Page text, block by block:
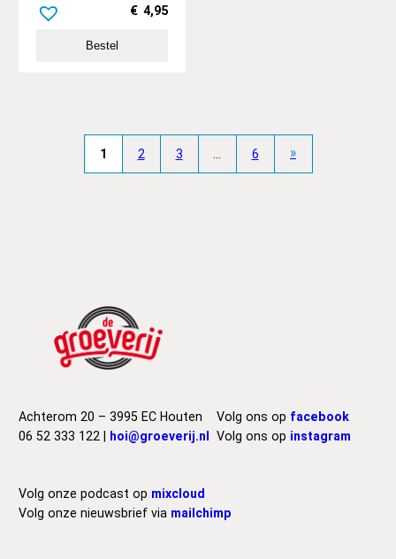
€ 4,95
Bestel
1 2 3 6 »
Achterom 20 – 3995 EC Houten
06 52 333 122 |
hoi@groeverij.nl
Volg ons op facebook
Volg ons op instagram
Volg onze podcast op mixcloud
Volg onze nieuwsbrief via mailchimp